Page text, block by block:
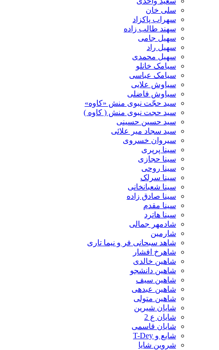
سلی خان
سهراب پاکزاد
سهند طالب زاده
سهیل جامی
سهیل راد
سهیل محمدی
سیامک خانلو
سیامک عباسی
سیاوش علایی
سیاوش فاضلی
سید حجّت نبوی منش «کاوه»
سید حجت نبوی منش ( کاوه )
سید حسین حسینى
سید سجاد میر علائی
سیروان خسروی
سینا پرپری
سینا حجازی
سینا روحی
سینا سرلک
سینا شعبانخانی
سینا صادق زاده
سینا مقدم
سینا هاترد
شادمهر جمالی
شارمین
شاهد سبحانی فر و نیما تاری
شاهرخ افشار
شاهین خالدی
شاهین دانشجو
شاهین سیف
شاهین عبدهی
شاهین متولی
شایان شیرین
شایان ع 2
شایان قاسمی
شایع و T-Dey
شروین شایا